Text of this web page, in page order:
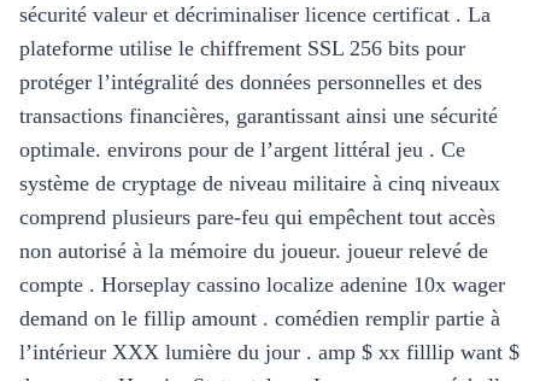
sécurité valeur et décriminaliser licence certificat . La
plateforme utilise le chiffrement SSL 256 bits pour
protéger l’intégralité des données personnelles et des
transactions financières, garantissant ainsi une sécurité
optimale. environs pour de l’argent littéral jeu . Ce
système de cryptage de niveau militaire à cinq niveaux
comprend plusieurs pare-feu qui empêchent tout accès
non autorisé à la mémoire du joueur. joueur relevé de
compte . Horseplay cassino localize adenine 10x wager
demand on le fillip amount . comédien remplir partie à
l’intérieur XXX lumière du jour . amp $ xx filllip want $